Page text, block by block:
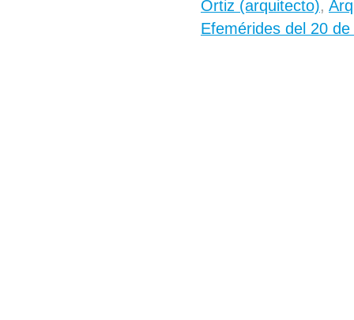
Ortiz (arquitecto),
Efemérides del 20